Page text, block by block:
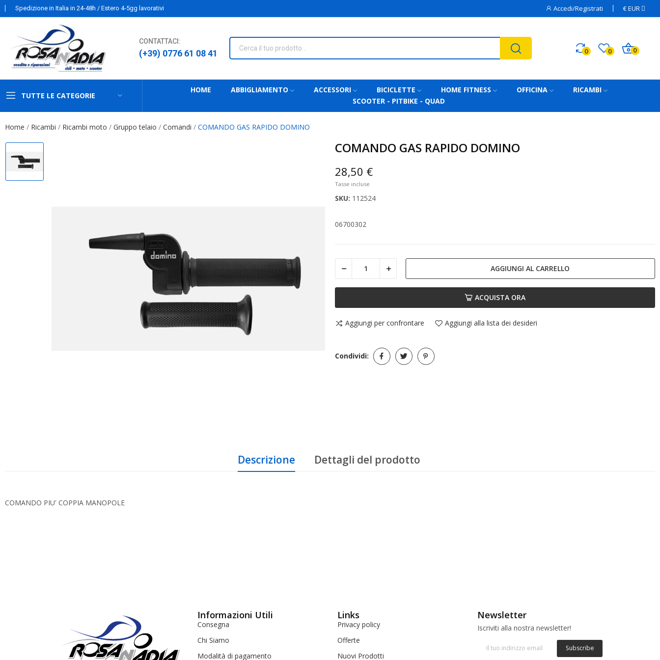
Spedizione in Italia in 24-48h / Estero 4-5gg lavorativi Accedi/Registrati €EUR
CONTATTACI:
(+39) 0776 61 08 41 0 0 0
TUTTE LE CATEGORIE
HOME ABBIGLIAMENTO ACCESSORI BICICLETTE HOME FITNESS OFFICINA
RICAMBI
SCOOTER - PITBIKE - QUAD
Home Ricambi Ricambi moto Gruppo telaio Comandi COMANDO GAS RAPIDO DOMINO
COMANDO GAS RAPIDO DOMINO
28,50 €
Tasse incluse
SKU: 112524
06700302
AGGIUNGI AL CARRELLO
ACQUISTA ORA
Aggiungi per confrontare Aggiungi alla lista dei desideri
Condividi:
Descrizione Dettagli del prodotto
COMANDO PIU' COPPIA MANOPOLE
Informazioni Utili
Consegna
Chi Siamo
Modalità di pagamento
Links
Privacy policy
Offerte
Nuovi Prodotti
Newsletter
Iscriviti alla nostra newsletter!
Subscribe